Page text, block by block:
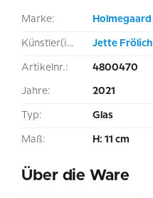
Marke: Holmegaard
Künstler(in): Jette Frölich
Artikelnr.: 4800470
Jahre: 2021
Typ: Glas
Maß: H: 11 cm
Über die Ware